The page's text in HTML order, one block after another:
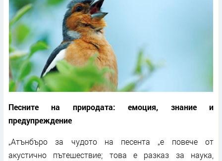
Песните на природата: емоция, знание и
предупреждение
„Атънбъро за чудото на песента „е повече от
акустично пътешествие; това е разказ за наука,